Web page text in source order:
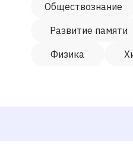
Обществознание
Развитие памяти
Физика